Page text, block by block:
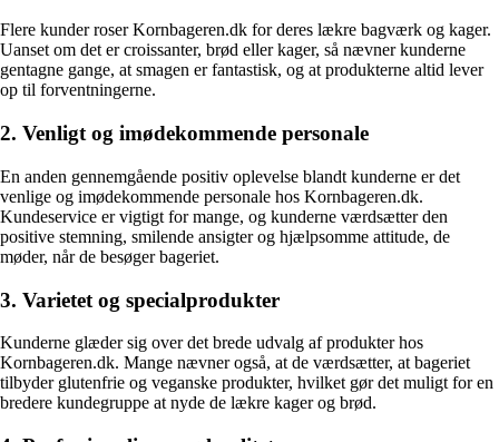
Flere kunder roser Kornbageren.dk for deres lækre bagværk og kager.
Uanset om det er croissanter, brød eller kager, så nævner kunderne
gentagne gange, at smagen er fantastisk, og at produkterne altid lever
op til forventningerne.
2. Venligt og imødekommende personale
En anden gennemgående positiv oplevelse blandt kunderne er det
venlige og imødekommende personale hos Kornbageren.dk.
Kundeservice er vigtigt for mange, og kunderne værdsætter den
positive stemning, smilende ansigter og hjælpsomme attitude, de
møder, når de besøger bageriet.
3. Varietet og specialprodukter
Kunderne glæder sig over det brede udvalg af produkter hos
Kornbageren.dk. Mange nævner også, at de værdsætter, at bageriet
tilbyder glutenfrie og veganske produkter, hvilket gør det muligt for en
bredere kundegruppe at nyde de lækre kager og brød.